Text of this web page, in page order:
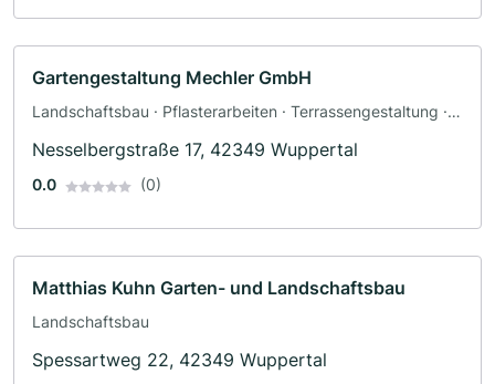
Gartengestaltung Mechler GmbH
Landschaftsbau · Pflasterarbeiten · Terrassengestaltung ·
Nesselbergstraße 17, 42349 Wuppertal
0.0 (0)
Matthias Kuhn Garten- und Landschaftsbau
Landschaftsbau
Spessartweg 22, 42349 Wuppertal